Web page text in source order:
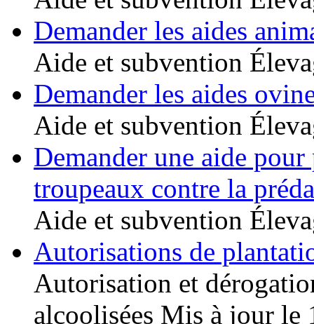
Demander les aides
Aide et subvention
Demander les aides
Aide et subvention
Demander une aide
troupeaux contre la
Aide et subvention
Autorisations de
Autorisation et
alcoolisées Mis à jour le